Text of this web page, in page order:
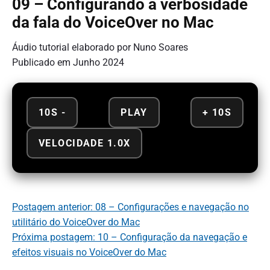
09 – Configurando a verbosidade
da fala do VoiceOver no Mac
Áudio tutorial elaborado por Nuno Soares
Publicado em Junho 2024
10S - PLAY + 10S
VELOCIDADE 1.0X
Postagem anterior: 08 – Configurações e navegação no
utilitário do VoiceOver do Mac
Próxima postagem: 10 – Configuração da navegação e
efeitos visuais no VoiceOver do Mac